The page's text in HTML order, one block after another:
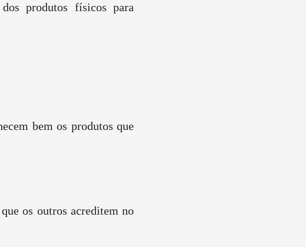
produtos físicos para
bem os produtos que
os outros acreditem no